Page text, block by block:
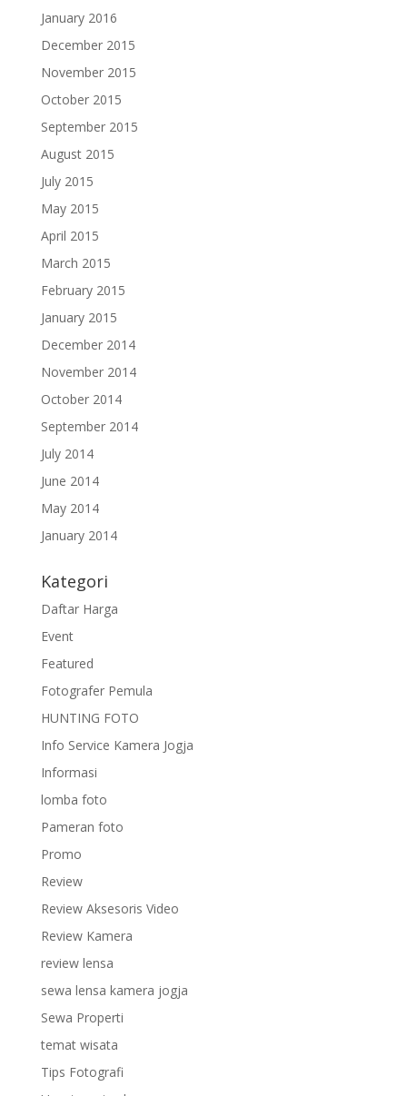
January 2016
December 2015
November 2015
October 2015
September 2015
August 2015
July 2015
May 2015
April 2015
March 2015
February 2015
January 2015
December 2014
November 2014
October 2014
September 2014
July 2014
June 2014
May 2014
January 2014
Kategori
Daftar Harga
Event
Featured
Fotografer Pemula
HUNTING FOTO
Info Service Kamera Jogja
Informasi
lomba foto
Pameran foto
Promo
Review
Review Aksesoris Video
Review Kamera
review lensa
sewa lensa kamera jogja
Sewa Properti
temat wisata
Tips Fotografi